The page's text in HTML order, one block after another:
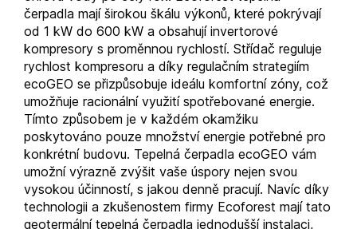
čerpadla mají širokou škálu výkonů, které pokrývají
od 1 kW do 600 kW a obsahují invertorové
kompresory s proměnnou rychlostí. Střídač reguluje
rychlost kompresoru a díky regulačním strategiím
ecoGEO se přizpůsobuje ideálu komfortní zóny, což
umožňuje racionální využití spotřebované energie.
Tímto způsobem je v každém okamžiku
poskytováno pouze množství energie potřebné pro
konkrétní budovu. Tepelná čerpadla ecoGEO vám
umožní výrazně zvýšit vaše úspory nejen svou
vysokou účinností, s jakou denně pracují. Navíc díky
technologii a zkušenostem firmy Ecoforest mají tato
geotermální tepelná čerpadla jednodušší instalaci,